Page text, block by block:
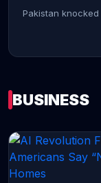
Pakistan
CONTINUE
BUSINESS